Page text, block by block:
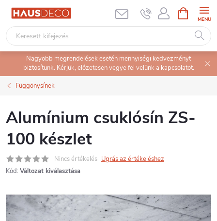
Ugrás
tartalomhoz
KOSÁR
Nagyobb megrendelések esetén mennyiségi kedvezményt
biztosítunk. Kérjük, előzetesen vegye fel velünk a kapcsolatot.
Függönysínek
Alumínium csuklósín ZS-
100 készlet
Nincs értékelés Ugrás az értékeléshez
Kód: Változat kiválasztása